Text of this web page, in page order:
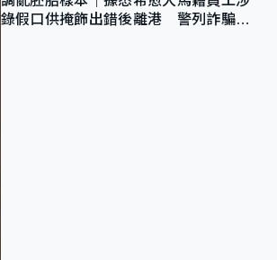
錄假口供掩飾出錯後離港 警列詐騙